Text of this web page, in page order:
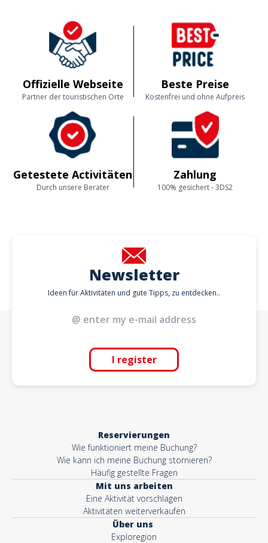
Offizielle Webseite
Partner der touristischen Orte
Beste Preise
Kostenfrei und ohne Aufpreis
Getestete Activitäten
Durch unsere Berater
Zahlung
100% gesichert - 3DS2
Newsletter
Ideen für Aktivitäten und gute Tipps, zu entdecken..
I register
Reservierungen
Wie funktioniert meine Buchung?
Wie kann ich meine Buchung stornieren?
Häufig gestellte Fragen
Mit uns arbeiten
Eine Aktivität vorschlagen
Aktivitäten weiterverkaufen
Über uns
Exploregion